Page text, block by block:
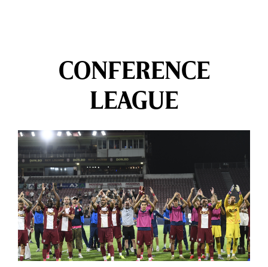
CONFERENCE
LEAGUE